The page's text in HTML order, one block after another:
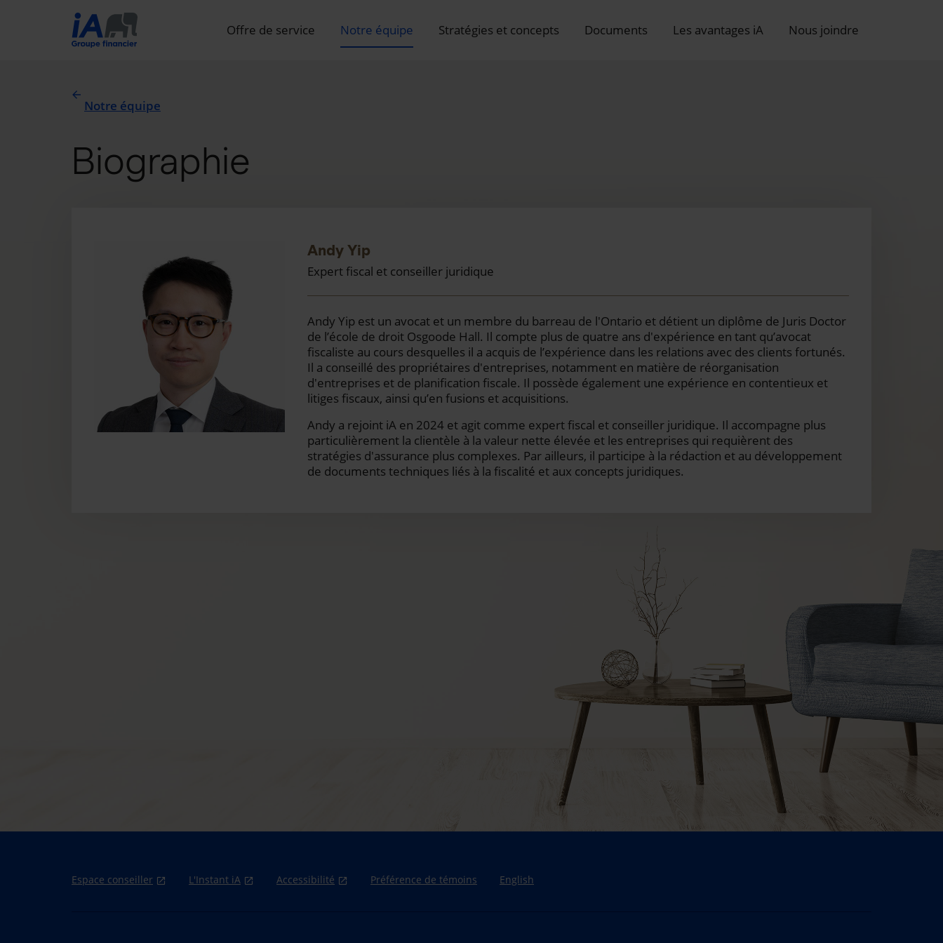
Offre de service Notre équipe Stratégies et concepts Documents Les avantages iA Nous joindre
Notre équipe
Biographie
Andy Yip
Expert fiscal et conseiller juridique
Andy Yip est un avocat et un membre du barreau de l'Ontario et détient un diplôme de Juris Doctor
de l’école de droit Osgoode Hall. Il compte plus de quatre ans d'expérience en tant qu’avocat
fiscaliste au cours desquelles il a acquis de l’expérience dans les relations avec des clients fortunés.
Il a conseillé des propriétaires d'entreprises, notamment en matière de réorganisation
d'entreprises et de planification fiscale. Il possède également une expérience en contentieux et
litiges fiscaux, ainsi qu’en fusions et acquisitions.
Andy a rejoint iA en 2024 et agit comme expert fiscal et conseiller juridique. Il accompagne plus
particulièrement la clientèle à la valeur nette élevée et les entreprises qui requièrent des
stratégies d'assurance plus complexes. Par ailleurs, il participe à la rédaction et au développement
de documents techniques liés à la fiscalité et aux concepts juridiques.
Espace conseiller L'Instant iA Accessibilité Préférence de témoins English